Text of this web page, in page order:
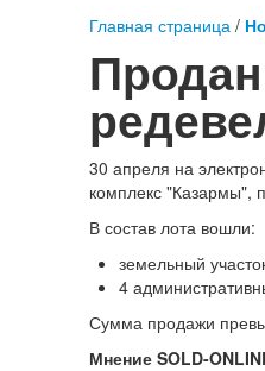
Главная страница /
30 апреля на
комплекс
В состав лота вошли:
земельный
4
Сумма продажи
Мнение SOLD-